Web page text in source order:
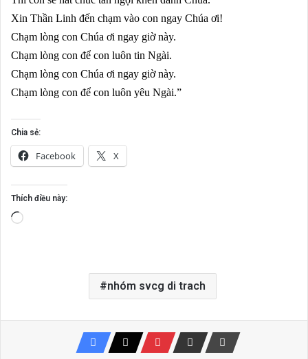
Xin Thần Linh đến chạm vào con ngay Chúa ơi!
Chạm lòng con Chúa ơi ngay giờ này.
Chạm lòng con để con luôn tin Ngài.
Chạm lòng con Chúa ơi ngay giờ này.
Chạm lòng con để con luôn yêu Ngài.”
Chia sẻ:
Facebook X
Thích điều này:
Đang
nhóm svcg di trach